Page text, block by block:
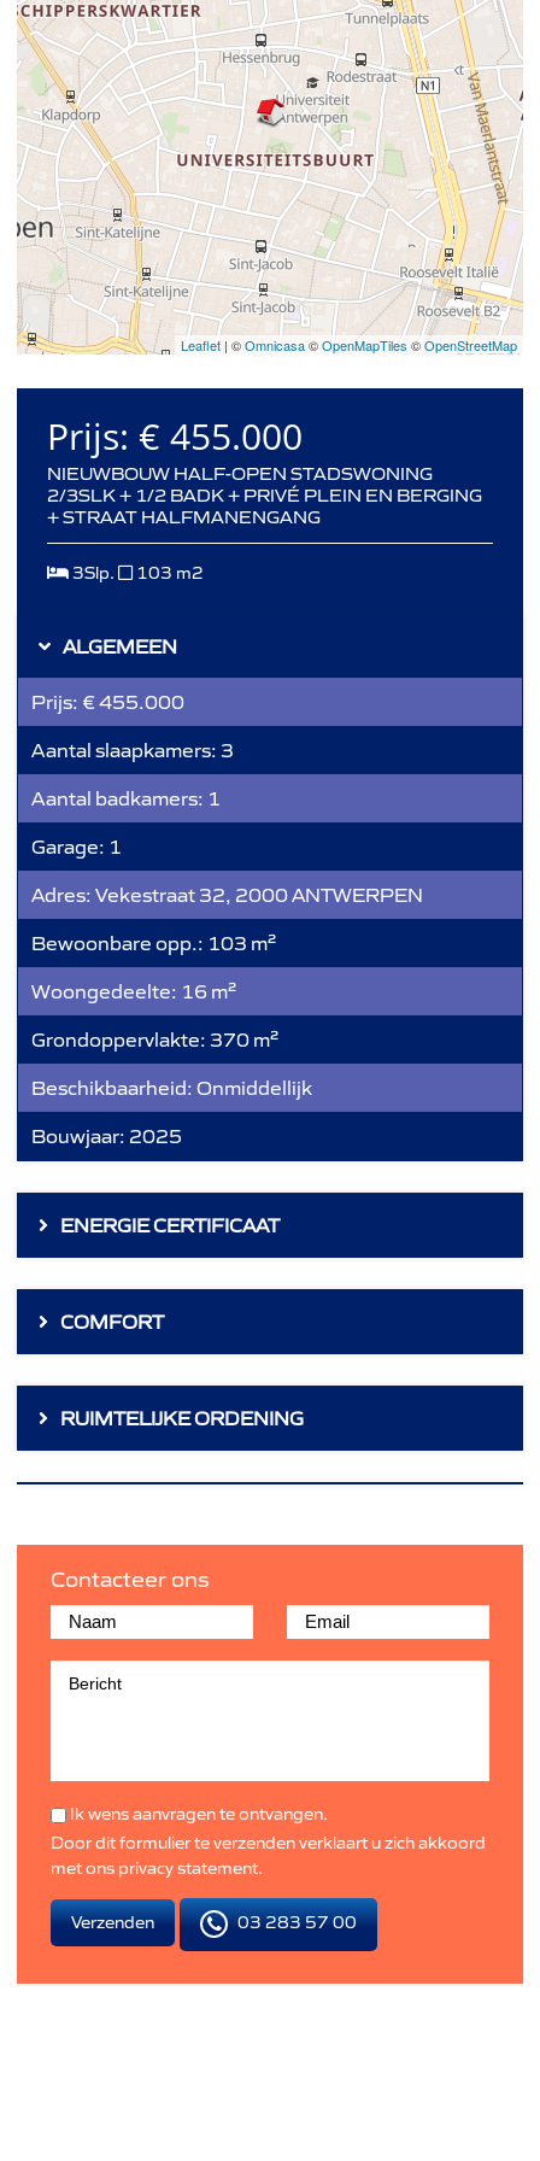
Leaflet| ©Omnicasa©OpenMapTiles ©OpenStreetMap
Prijs: € 455.000
NIEUWBOUW HALF-OPEN STADSWONING
2/3SLK + 1/2 BADK + PRIVÉ PLEIN EN BERGING
+ STRAAT HALFMANENGANG
3Slp. 103 m2
Contacteer ons
Ik wens aanvragen te ontvangen.
Door dit formulier te verzenden verklaart u zich akkoord
met ons privacy statement.
Verzenden 03 283 57 00
ALGEMEEN
Prijs: € 455.000
Aantal slaapkamers: 3
Aantal badkamers: 1
Garage: 1
Adres: Vekestraat 32, 2000 ANTWERPEN
Bewoonbare opp.: 103 m²
Woongedeelte: 16 m²
Grondoppervlakte: 370 m²
Beschikbaarheid: Onmiddellijk
Bouwjaar: 2025
ENERGIE CERTIFICAAT
COMFORT
RUIMTELIJKE ORDENING